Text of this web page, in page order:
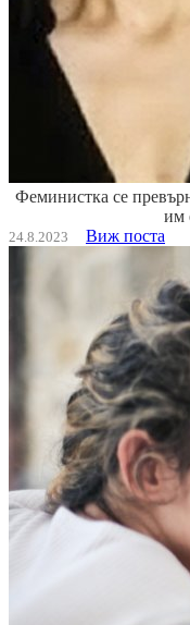
Феминистка се
им
24.8.2023 Виж поста